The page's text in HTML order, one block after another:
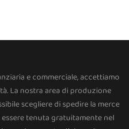
e commerciale, accettiamo
La nostra area di produzione
scegliere di spedire la merce
tenuta gratuitamente nel